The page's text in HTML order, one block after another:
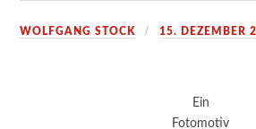
WOLFGANG STOCK 15. DEZEMBER
Ein
Fotomotiv